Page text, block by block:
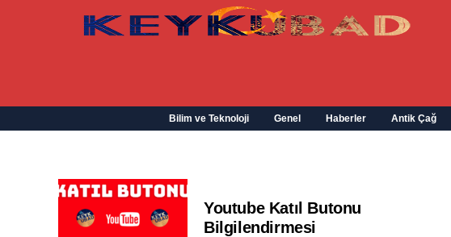
Bilim ve Teknoloji Genel Haberler Antik Çağ
Youtube Katıl Butonu
Bilgilendirmesi